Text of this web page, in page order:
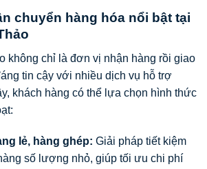
chuyển hàng hóa nổi bật tại
không chỉ là đơn vị nhận hàng rồi giao
tin cậy với nhiều dịch vụ hỗ trợ
khách hàng có thể lựa chọn hình thức
lẻ, hàng ghép: Giải pháp tiết kiệm
số lượng nhỏ, giúp tối ưu chi phí